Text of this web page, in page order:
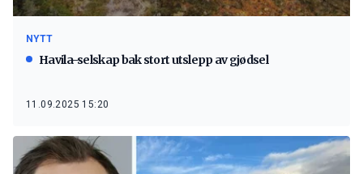
NYTT
Havila-selskap bak stort utslepp av gjødsel
11.09.2025 15:20